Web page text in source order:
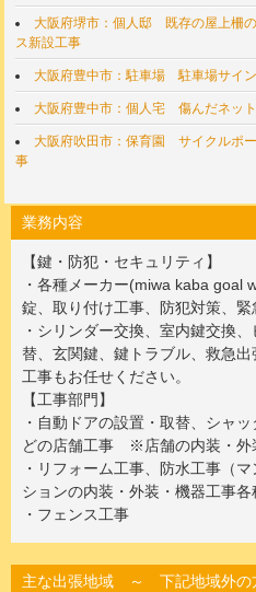
大阪府堺市：個人邸 既存の屋上柵
ス新設工事
大阪府豊中市：駐車場 駐車場サイ
大阪府豊中市：個人宅 傷んだネッ
大阪府吹田市：保育園 サイクルポ
事
業務内容
【鍵・防犯・セキュリティ】
・各種メーカー(miwa kaba goal
錠、取り付け工事、防犯対策、緊
・シリンダー交換、室内鍵交換
替、玄関鍵、鍵トラブル、救急
工事もお任せください。
【工事部門】
・自動ドアの設置・取替、シャ
どの店舗工事 ※店舗の内装・外
・リフォーム工事、防水工事（
ションの内装・外装・機器工事各
・フェンス工事
主な出張地域 ～ 下記地域外の